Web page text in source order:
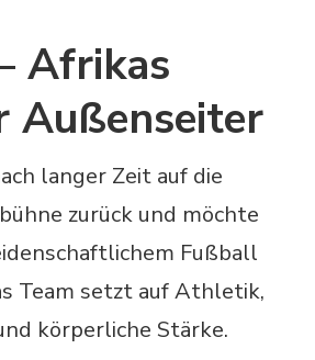
Afrikas
Außenseiter
langer Zeit auf die
zurück und möchte
Fußball
Team setzt auf Athletik,
körperliche Stärke.